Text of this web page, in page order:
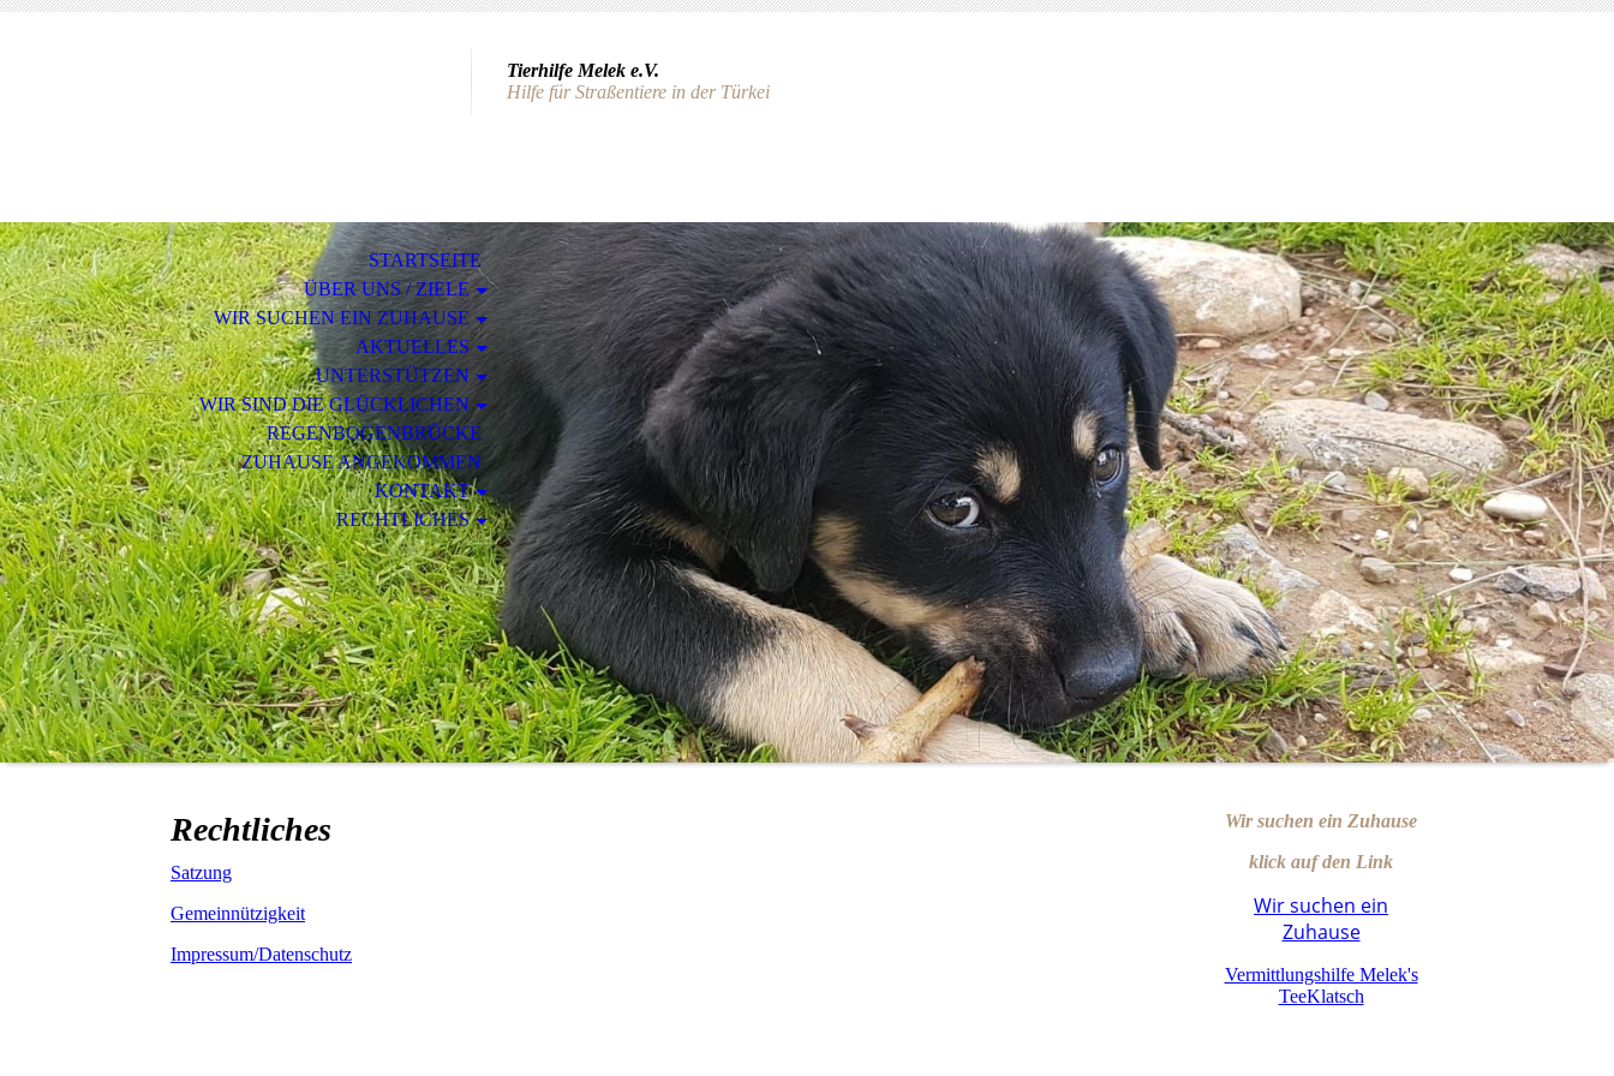
Tierhilfe Melek e.V.
Hilfe für Straßentiere in der Türkei
STARTSEITE
ÜBER UNS / ZIELE
WIR SUCHEN EIN ZUHAUSE
AKTUELLES
UNTERSTÜTZEN
WIR SIND DIE GLÜCKLICHEN
REGENBOGENBRÜCKE
ZUHAUSE ANGEKOMMEN
KONTAKT
RECHTLICHES
Rechtliches
Satzung
Gemeinnützigkeit
Impressum/Datenschutz
Wir suchen ein Zuhause
klick auf den Link
Wir suchen ein
Zuhause
Vermittlungshilfe Melek's
TeeKlatsch